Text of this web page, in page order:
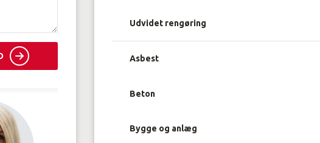
Udvidet rengøring
Asbest
Beton
Bygge og anlæg